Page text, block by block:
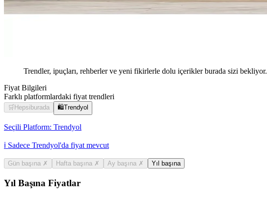
Trendler, ipuçları, rehberler ve yeni fikirlerle dolu içerikler burada sizi bekliyor.
Fiyat Bilgileri
Farklı platformlardaki fiyat trendleri
🛒 Hepsiburada 🛍️Trendyol
Seçili Platform: Trendyol
ℹ️ Sadece Trendyol'da fiyat mevcut
Gün başına ✗ Hafta başına ✗ Ay başına ✗ Yıl başına
Yıl Başına Fiyatlar